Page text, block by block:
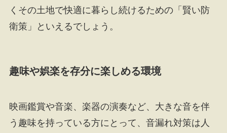
くその土地で快適に暮らし続けるための「賢い防
衛策」といえるでしょう。
趣味や娯楽を存分に楽しめる環境
映画鑑賞や音楽、楽器の演奏など、大きな音を伴
う趣味を持っている方にとって、音漏れ対策は人